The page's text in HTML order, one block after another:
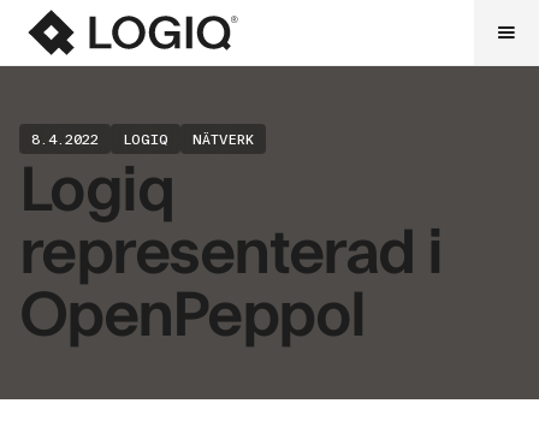
8.4.2022 LOGIQ NÄTVERK
Logiq
representerad i
OpenPeppol